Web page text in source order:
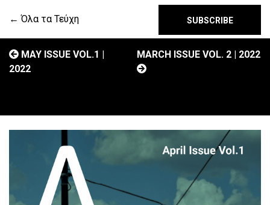
← Όλα τα Τεύχη SUBSCRIBE
MAY ISSUE VOL.1 |
2022
MARCH ISSUE VOL. 2 | 2022